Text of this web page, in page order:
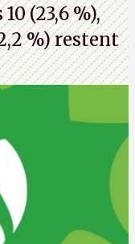
(23,6 %),
%) restent